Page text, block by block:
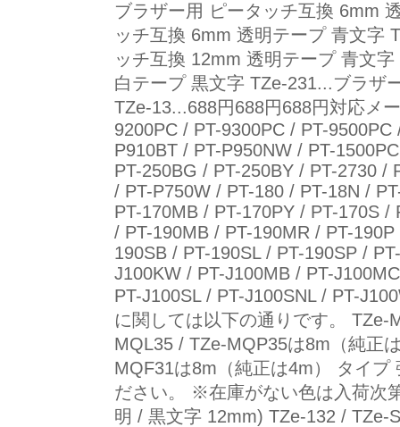
ブラザー用 ピータッチ互換 6mm
ッチ互換 6mm 透明テープ 青文字
ッチ互換 12mm 透明テープ 青文
白テープ 黒文字 TZe-231...ブラザ
TZe-13...688円688円688円対応メ
9200PC / PT-9300PC / PT-
P910BT / PT-P950NW / PT-
PT-250BG / PT-250BY / PT-2730 /
/ PT-P750W / PT-180 / PT-18N /
PT-170MB / PT-170PY / PT-170S
/ PT-190MB / PT-190MR / PT-
190SB / PT-190SL / PT-190SP /
J100KW / PT-J100MB / PT-
PT-J100SL / PT-J100SNL / PT-
に関しては以下の通りです。
MQL35 / TZe-MQP35は8m（純正
MQF31は8m（純正は4m） タイ
ださい。 ※在庫がない色は入荷次
明 / 黒文字 12mm) TZe-132 / TZe-